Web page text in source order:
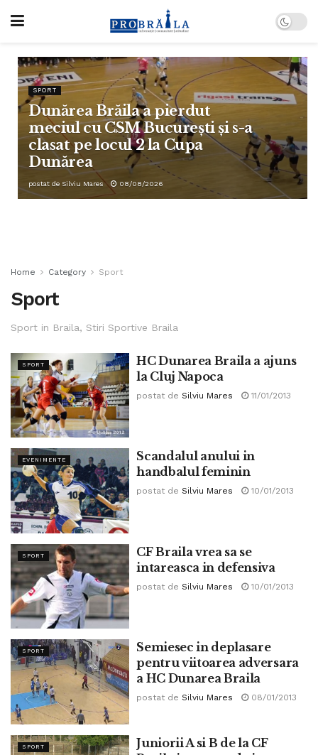
SPORT
Dunărea Brăila a pierdut
meciul cu CSM București și s-a
clasat pe locul 2 la Cupa
Dunărea
postat de Silviu Mares 08/08/2026
Home Category Sport
Sport
Sport in Braila, Stiri Sportive Braila
SPORT
HC Dunarea Braila a ajuns
la Cluj Napoca
postat de Silviu Mares 11/01/2013
EVENIMENTE
Scandalul anului in
handbalul feminin
postat de Silviu Mares 10/01/2013
SPORT
CF Braila vrea sa se
intareasca in defensiva
postat de Silviu Mares 10/01/2013
SPORT
Semiesec in deplasare
pentru viitoarea adversara
a HC Dunarea Braila
postat de Silviu Mares 08/01/2013
SPORT
Juniorii A si B de la CF